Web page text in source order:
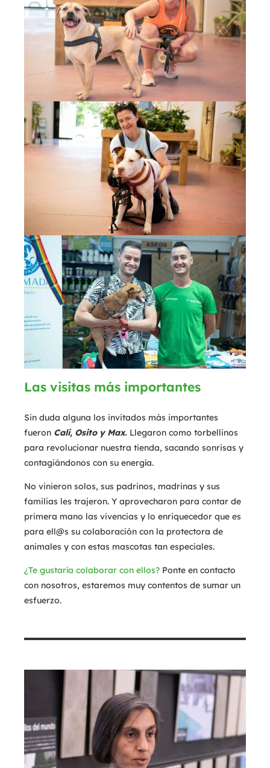
Las visitas más importantes
Sin duda alguna los invitados más importantes
fueron Cali, Osito y Max.Llegaron como torbellinos
para revolucionar nuestra tienda, sacando sonrisas y
contagiándonos con su energía.
No vinieron solos, sus padrinos, madrinas y sus
familias les trajeron. Y aprovecharon para contar de
primera mano las vivencias y lo enriquecedor que es
para ell@s su colaboración con la protectora de
animales y con estas mascotas tan especiales.
¿Te gustaría colaborar con ellos?Ponte en contacto
con nosotros, estaremos muy contentos de sumar un
esfuerzo.